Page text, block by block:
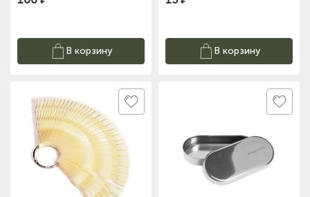
Тел: +7-3852-721-001
В корзину В корзину